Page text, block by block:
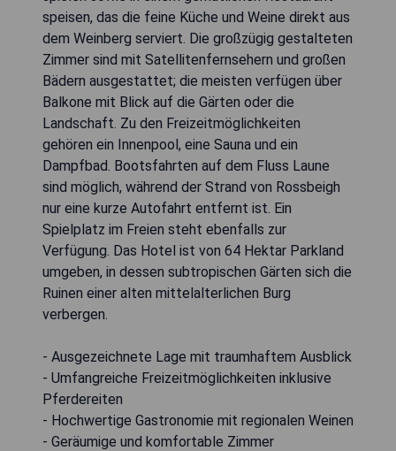
speisen, das die feine Küche und Weine direkt aus
dem Weinberg serviert. Die großzügig gestalteten
Zimmer sind mit Satellitenfernsehern und großen
Bädern ausgestattet; die meisten verfügen über
Balkone mit Blick auf die Gärten oder die
Landschaft. Zu den Freizeitmöglichkeiten
gehören ein Innenpool, eine Sauna und ein
Dampfbad. Bootsfahrten auf dem Fluss Laune
sind möglich, während der Strand von Rossbeigh
nur eine kurze Autofahrt entfernt ist. Ein
Spielplatz im Freien steht ebenfalls zur
Verfügung. Das Hotel ist von 64 Hektar Parkland
umgeben, in dessen subtropischen Gärten sich die
Ruinen einer alten mittelalterlichen Burg
verbergen.
- Ausgezeichnete Lage mit traumhaftem Ausblick
- Umfangreiche Freizeitmöglichkeiten inklusive
Pferdereiten
- Hochwertige Gastronomie mit regionalen Weinen
- Geräumige und komfortable Zimmer